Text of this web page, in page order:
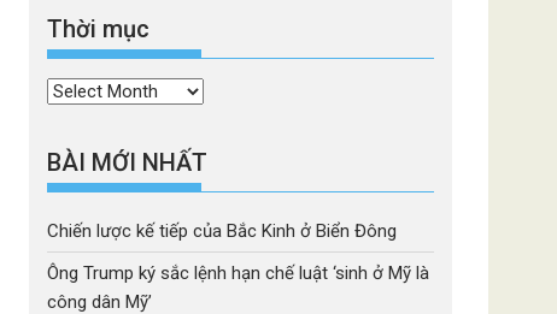
Thời mục
Thời
BÀI MỚI NHẤT
Chiến lược kế tiếp của Bắc Kinh ở Biển Đông
Ông Trump ký sắc lệnh hạn chế luật ‘sinh ở Mỹ là
công dân Mỹ’